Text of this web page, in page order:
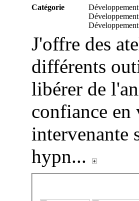
Catégorie
J'offre des
différents
libérer de
confiance en
intervenante
hypn...